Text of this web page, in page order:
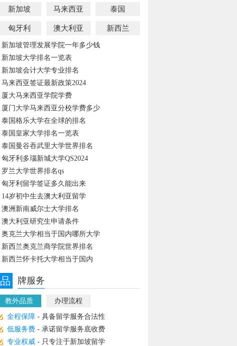
新加坡 马来西亚 泰国
匈牙利 澳大利亚 新西兰
新加坡管理发展学院一年多少钱
新加坡大学排名一览表
新加坡会计大学专业排名
马来西亚签证最新政策2024
厦大马来西亚学院学费
厦门大学马来西亚分校学费多少
泰国格乐大学在全球的排名
泰国皇家大学排名一览表
泰国曼谷吞武里大学世界排名
匈牙利多瑙新城大学QS2024
罗兰大学世界排名qs
匈牙利留学签证多久能出来
14岁初中生去澳大利亚留学
澳洲新南威尔士大学排名
澳大利亚研究生申请条件
奥克兰大学相当于国内哪所大学
新西兰奥克兰商学院世界排名
新西兰怀卡托大学相当于国内
品 牌服务
教外品质 办理流程
全程保障 - 具备留学服务合法性
低服务费 - 承诺留学服务底收费
专业权威 - 只专注于新加坡留学